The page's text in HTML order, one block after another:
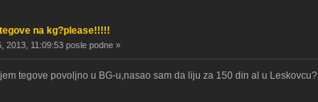
na kg?please!!!!!
2013, 11:09:53 posle podne »
tegove povoljno u BG-u,nasao sam da liju za 150 din al u Leskovcu?